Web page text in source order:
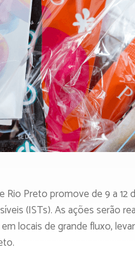
Rio Preto promove de 9 a
(ISTs). As ações serão
locais de grande fluxo,